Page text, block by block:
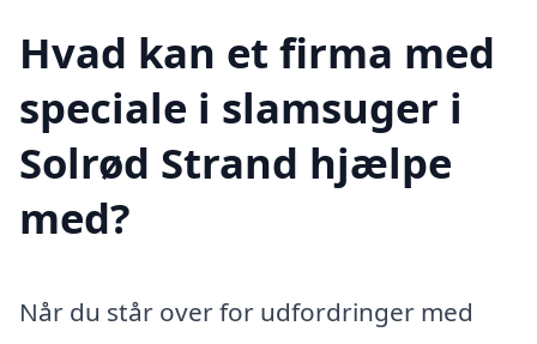
Hvad kan et firma med
speciale i slamsuger i
Solrød Strand hjælpe
med?
Når du står over for udfordringer med